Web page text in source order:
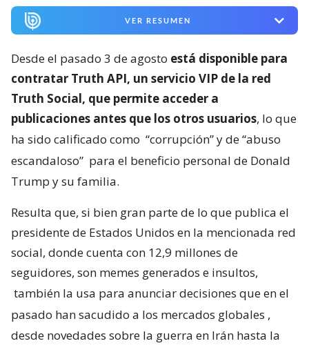
VER RESUMEN
Desde el pasado 3 de agosto está disponible para
contratar Truth API, un servicio VIP de la red
Truth Social, que permite acceder a
publicaciones antes que los otros usuarios, lo que
ha sido calificado como “corrupción” y de “abuso
escandaloso” para el beneficio personal de Donald
Trump y su familia.
Resulta que, si bien gran parte de lo que publica el
presidente de Estados Unidos en la mencionada red
social, donde cuenta con 12,9 millones de
seguidores, son memes generados e insultos,
también la usa para anunciar decisiones que en el
pasado han sacudido a los mercados globales ,
desde novedades sobre la guerra en Irán hasta la